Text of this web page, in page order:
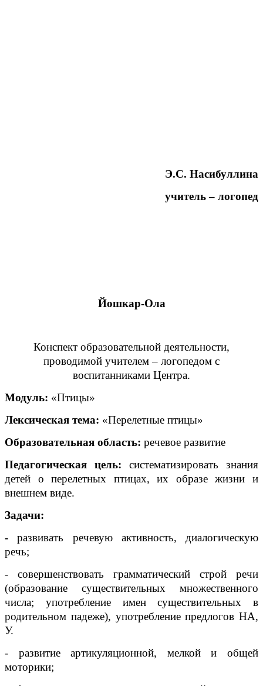
Э.С. Насибуллина
учитель – логопед
Йошкар-Ола
Конспект образовательной деятельности,
проводимой учителем – логопедом с
воспитанниками Центра.
Модуль: «Птицы»
Лексическая тема: «Перелетные птицы»
Образовательная область: речевое развитие
Педагогическая цель: систематизировать знания
детей о перелетных птицах, их образе жизни и
внешнем виде.
Задачи:
- развивать речевую активность, диалогическую
речь;
- совершенствовать грамматический строй речи
(образование существительных множественного
числа; употребление имен существительных в
родительном падеже), употребление предлогов НА,
У.
- развитие артикуляционной, мелкой и общей
моторики;